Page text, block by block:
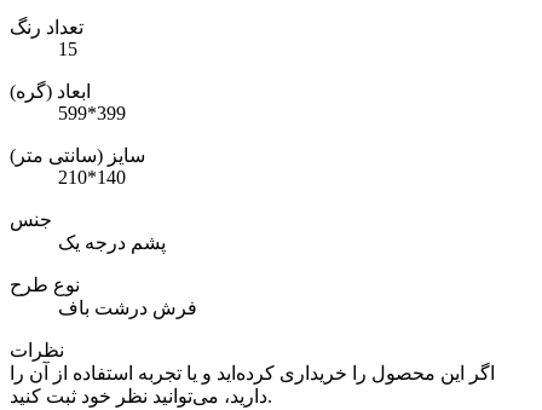
تعداد رنگ
15
ابعاد (گره)
599*399
سایز (سانتی متر)
210*140
جنس
پشم درجه یک
نوع طرح
فرش درشت باف
نظرات
اگر این محصول را خریداری کرده‌اید و یا تجربه استفاده از آن را
دارید، می‌توانید نظر خود ثبت کنید.